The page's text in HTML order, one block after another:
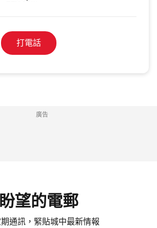
打電話
廣告
望的電郵
通訊，緊貼城中最新情報